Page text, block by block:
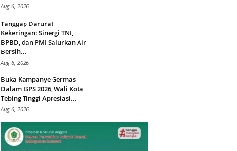
Aug 6, 2026
Tanggap Darurat
Kekeringan: Sinergi TNI,
BPBD, dan PMI Salurkan Air
Bersih...
Aug 6, 2026
Buka Kampanye Germas
Dalam ISPS 2026, Wali Kota
Tebing Tinggi Apresiasi...
Aug 6, 2026